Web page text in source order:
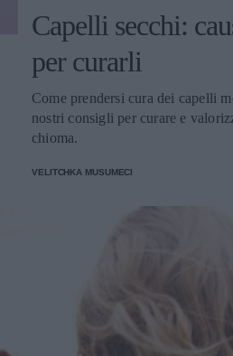
Capelli secchi:
per curarli
Come prendersi cura dei capelli
nostri consigli per curare e
chioma.
VELITCHKA MUSUMECI